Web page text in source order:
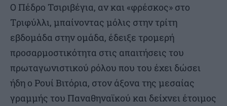
Ο Πέδρο Τσιριβέγια, αν και «φρέσκος» στο
Tριφύλλι, μπαίνοντας μόλις στην τρίτη
εβδομάδα στην ομάδα, έδειξε τρομερή
προσαρμοστικότητα στις απαιτήσεις του
πρωταγωνιστικού ρόλου που του έχει δώσει
ήδη ο Ρουί Βιτόρια, στον άξονα της μεσαίας
γραμμής του Παναθηναϊκού και δείχνει έτοιμος